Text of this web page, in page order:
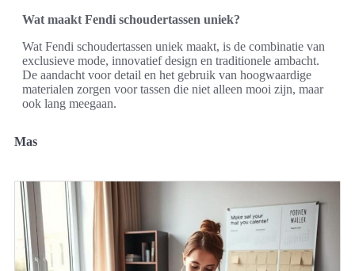
Wat maakt Fendi schoudertassen uniek?
Wat Fendi schoudertassen uniek maakt, is de combinatie van
exclusieve mode, innovatief design en traditionele ambacht.
De aandacht voor detail en het gebruik van hoogwaardige
materialen zorgen voor tassen die niet alleen mooi zijn, maar
ook lang meegaan.
Mas